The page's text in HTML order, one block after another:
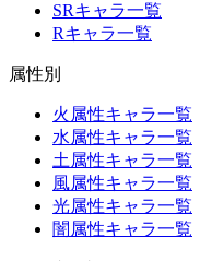
SRキャラ一覧
Rキャラ一覧
属性別
火属性キャラ一覧
水属性キャラ一覧
土属性キャラ一覧
風属性キャラ一覧
光属性キャラ一覧
闇属性キャラ一覧